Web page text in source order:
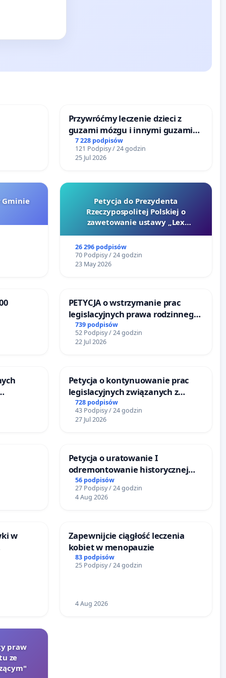
Przywróćmy leczenie dzieci z
guzami mózgu i innymi guzami
litymi do Górnośląskiego
Centrum Zdrowia Dziecka w
Katowicach
7 228 podpisów
121 Podpisy / 24 godzin
25 Jul 2026
Gminie
Petycja do Prezydenta
Rzeczypospolitej Polskiej o
zawetowanie ustawy „Lex
26 296 podpisów
70 Podpisy / 24 godzin
23 May 2026
PETYCJA o wstrzymanie prac
legislacyjnych prawa rodzinnego
narażających ofiary przemocy
739 podpisów
52 Podpisy / 24 godzin
22 Jul 2026
Petycja o kontynuowanie prac
legislacyjnych związanych z
reformą prawa rodzinnego
728 podpisów
43 Podpisy / 24 godzin
27 Jul 2026
Petycja o uratowanie I
odremontowanie historycznej
Lokomotywy sm42-914
56 podpisów
27 Podpisy / 24 godzin
4 Aug 2026
w
Zapewnijcie ciągłość leczenia
kobiet w menopauzie
83 podpisów
25 Podpisy / 24 godzin
4 Aug 2026
praw
ze